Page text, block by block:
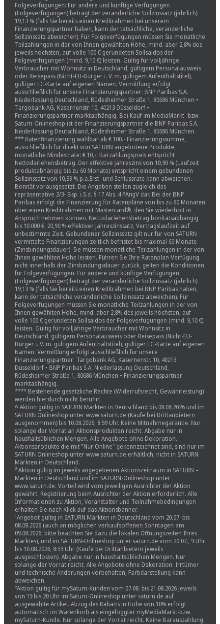
Folgeverfügungen: Für andere und künftige Verfügungen
(Folgeverfügungen) beträgt der veränderliche Sollzinssatz (jährlich)
19,13 % (falls Sie bereits einen Kreditrahmen bei unserem
Finanzierungspartner haben, kann der tatsächliche, veränderliche
Sollzinssatz abweichen). Für Folgeverfügungen müssen Sie monatliche
Teilzahlungen in der von Ihnen gewählten Höhe, mind. aber 2,8% des
jeweils höchsten, auf volle 100 € gerundeten Sollsaldos der
Folgeverfügungen (mind. 9,10 €) leisten. Gültig für volljährige
Verbraucher mit Wohnsitz in Deutschland, gültigem Personalausweis
oder Reisepass (Nicht-EU-Bürger i. V. m. gültigem Aufenthaltstitel),
gültiger EC-Karte auf eigenen Namen. Vermittlung erfolgt
ausschließlich für unsere Finanzierungspartner: BNP Paribas S.A.
Niederlassung Deutschland, Rüdesheimer Straße 1, 80686 München •
Targobank AG, Kasernenstr. 10, 40213 Düsseldorf •
Finanzierungspartner marktabhängig. Bei Kauf im MediaMarkt- bzw.
Saturn-Onlineshop ist der Finanzierungspartner die BNP Paribas S.A.
Niederlassung Deutschland, Rüdesheimer Straße 1, 80686 München.
*** Ratenfinanzierung wählbar ab € 100.- Finanzierungssumme,
ausschließlich für direkt von SATURN angebotene Produkte,
monatliche Mindestrate: € 10,-. Barzahlungspreis entspricht
Nettodarlehensbetrag. Der effektive Jahreszins von 10,90 % (Laufzeit
produktabhängig bis zu 60 Monate) entspricht einem gebundenen
Sollzinssatz von 10,39 % p.a.Erst- und Schlussrate kann abweichen.
Bonität vorausgesetzt. Die Angaben stellen zugleich das
repräsentative 2/3- Bsp. i.S.d. § 17 Abs. 4 PAngV dar. Bei der BNP
Paribas erfolgt die Finanzierung für Ratenpläne von bis zu 60 Monaten
über einen Kreditrahmen mit Mastercard®, den Sie wiederholt in
Anspruch nehmen können. Nettodarlehensbetrag bonitätsabhängig
bis 10.000 €. 20,90 % effektiver Jahreszinssatz, Vertragslaufzeit auf
unbestimmte Zeit. Gebundener Sollzinssatz gilt nur für von SATURN
vermittelte Finanzierungen zeitlich befristet bis maximal 60 Monate
(Zinsbindungsdauer). Sie müssen monatliche Teilzahlungen in der von
Ihnen gewählten Höhe leisten. Führen Sie Ihre Ratenplan-Verfügung
nicht innerhalb der Zinsbindungsdauer zurück, gelten die Konditionen
für Folgeverfügungen: Für andere und künftige Verfügungen
(Folgeverfügungen) beträgt der veränderliche Sollzinssatz (jährlich)
19,13 % (falls Sie bereits einen Kreditrahmen bei BNP Paribas haben,
kann der tatsächliche veränderliche Sollzinssatz abweichen). Für
Folgeverfügungen müssen Sie monatliche Teilzahlungen in der von
Ihnen gewählten Höhe, mind. aber 2,8% des jeweils höchsten, auf
volle 100 € gerundeten Sollsaldos der Folgeverfügungen (mind. 9,10 €)
leisten. Gültig für volljährige Verbraucher mit Wohnsitz in
Deutschland, gültigem Personalausweis oder Reisepass (Nicht-EU-
Bürger i. V. m. gültigem Aufenthaltstitel), gültiger EC-Karte auf eigenen
Namen. Vermittlung erfolgt ausschließlich für unsere
Finanzierungspartner: Targobank AG, Kasernenstr. 10, 40213
Düsseldorf • BNP Paribas S.A. Niederlassung Deutschland,
Rüdesheimer Straße 1, 80686 München • Finanzierungspartner
marktabhängig.
**** Bestehende gesetzliche Rechte (Widerrufsrecht, Gewährleistung)
werden hierdurch nicht berührt.
ᵂ Aktion gültig in SATURN Märkten in Deutschland bis 08.08.2026 und im
SATURN Onlineshop unter www.saturn.de (Käufe bei Drittanbietern
ausgenommen) bis 10.08.2026, 8:59 Uhr. Keine Mitnahmegarantie. Nur
solange der Vorrat an Aktionsprodukten reicht. Abgabe nur in
haushaltsüblichen Mengen. Alle Angebote ohne Dekoration.
Aktionsprodukte die mit "Nur Online" gekennzeichnet sind, sind nur im
SATURN Onlineshop unter www.saturn.de erhältlich, nicht in SATURN
Märkten in Deutschland.
⁰ Aktion gültig im jeweils angegebenen Aktionszeitraum in SATURN –
Märkten in Deutschland und im SATURN-Onlineshop unter
www.saturn.de. Vorteil wird vom jeweiligen Ausrichter der Aktion
gewährt. Registrierung beim Ausrichter der Aktion erforderlich. Alle
Informationen zu Aktion, Veranstalter und Teilnahmebedingungen
erhalten Sie nach Klick auf das Aktionsbanner.
¹Angebot gültig in SATURN Märkten in Deutschland vom 20.07. bis
08.08.2026 (auch an möglichen verkaufsoffenen Sonntagen am
09.08.2026, bitte beachten Sie dazu die lokalen Öffnungszeiten Ihres
Marktes), und im SATURN-Onlineshop unter saturn.de vom 20.07., 9 Uhr
bis 10.08.2026, 8:59 Uhr (Käufe bei Drittanbietern jeweils
ausgeschlossen). Abgabe nur in haushaltsüblichen Mengen. Nur
solange der Vorrat reicht. Alle Angebote ohne Dekoration. Irrtümer
und technische Änderungen vorbehalten, Farbdarstellung kann
abweichen.
²Aktion gültig für mySaturn-Kunden vom 07.08. bis 21.08.2026 jeweils
von 19 bis 20 Uhr im Saturn-Onlineshop unter saturn.de auf
ausgewählte Artikel. Abzug des Rabatts in Höhe von 10% erfolgt
automatisch im Warenkorb als eingeloggter myMediaMarkt-bzw.
mySaturn-Kunde. Nur solange der Vorrat reicht. Keine Barauszahlung.